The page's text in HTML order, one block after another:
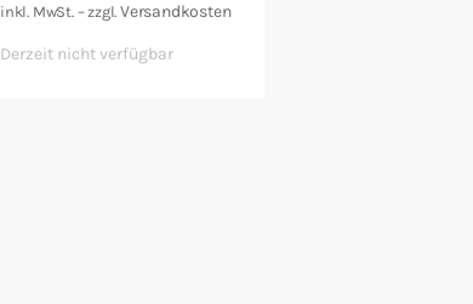
inkl. MwSt. – zzgl.Versandkosten
Derzeit nicht verfügbar